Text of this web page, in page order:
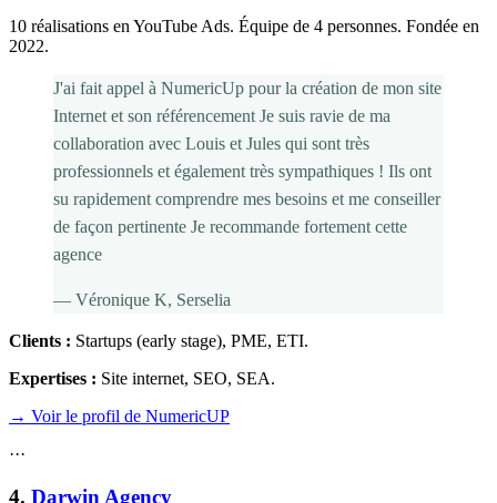
10 réalisations en YouTube Ads. Équipe de 4 personnes. Fondée en
2022.
J'ai fait appel à NumericUp pour la création de mon site
Internet et son référencement Je suis ravie de ma
collaboration avec Louis et Jules qui sont très
professionnels et également très sympathiques ! Ils ont
su rapidement comprendre mes besoins et me conseiller
de façon pertinente Je recommande fortement cette
agence
— Véronique K, Serselia
Clients : Startups (early stage), PME, ETI.
Expertises : Site internet, SEO, SEA.
→ Voir le profil de NumericUP
···
4. Darwin Agency